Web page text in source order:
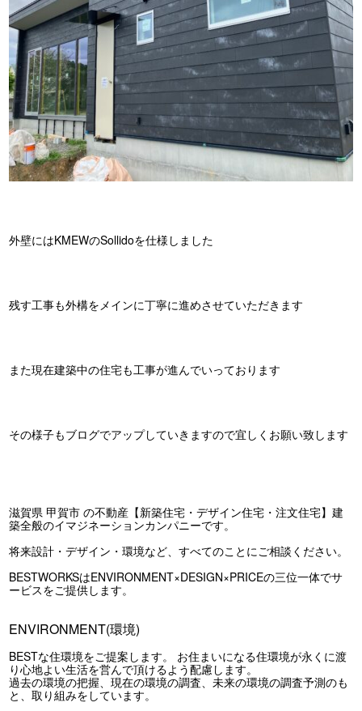
外壁にはKMEWのSollidoを仕様しました
残す工事も外構をメインに丁寧に進めさせていただきます
また現在建築中の住宅も工事が進んでいっております
その様子もブログでアップしていきますので宜しくお願い致します
滋賀県 甲賀市 の不動産【新築住宅・デザイン住宅・注文住宅】建
築全般のイマジネーションカンパニーです。
将来設計・デザイン・環境など、すべてのことにご相談ください。
BESTWORKSはENVIRONMENT×DESIGN×PRICEの三位一体でサ
ービスをご提供します。
ENVIRONMENT(環境)
BESTな住環境をご提案します。 お住まいになる住環境が永くに渡
り心地よい生活を営んで頂けるよう配慮します。
過去の環境の把握、現在の環境の調査、未来の環境の調査予測のも
と、取り組みをしています。